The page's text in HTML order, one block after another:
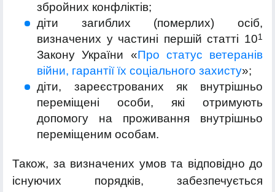
збройних конфліктів;
діти загиблих (померлих) осіб,
визначених у частині першій статті 101
Закону України «Про статус ветеранів
війни, гарантії їх соціального захисту»;
діти, зареєстрованих як внутрішньо
переміщені особи, які отримують
допомогу на проживання внутрішньо
переміщеним особам.
Також, за визначених умов та відповідно до
існуючих порядків, забезпечується